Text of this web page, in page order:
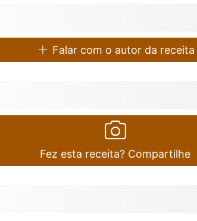
Falar com o autor da receita
Fez esta receita? Compartilhe